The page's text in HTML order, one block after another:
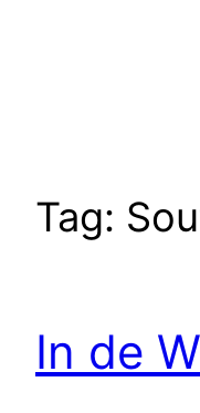
Tag:
In de